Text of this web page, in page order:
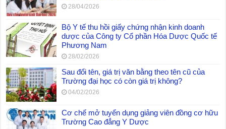
28/04/2026
Bộ Y tế thu hồi giấy chứng nhận kinh doanh
dược của Công ty Cổ phần Hóa Dược Quốc tế
Phương Nam
28/02/2026
Sau đổi tên, giá trị văn bằng theo tên cũ của
Trường đại học có còn giá trị không?
04/02/2026
Cơ chế mở tuyển dụng giảng viên đồng cơ hữu
Trường Cao đẳng Y Dược